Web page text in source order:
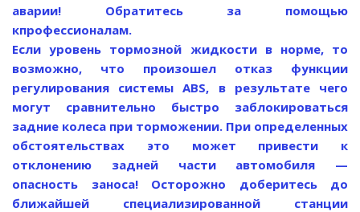
аварии! Обратитесь за помощью
кпрофессионалам.
Если уровень тормозной жидкости в норме, то
возможно, что произошел отказ функции
регулирования системы ABS, в результате чего
могут сравнительно быстро заблокироваться
задние колеса при торможении. При определенных
обстоятельствах это может привести к
отклонению задней части автомобиля —
опасность заноса! Осторожно доберитесь до
ближайшей специализированной станции